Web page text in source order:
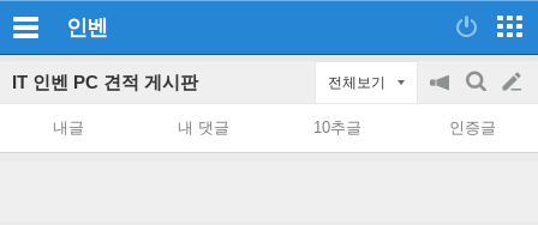
인벤
IT 인벤 PC 견적 게시판 전체보기
공
on/off
검
색
글
쓰
내글 내 댓글 10추글 인증글